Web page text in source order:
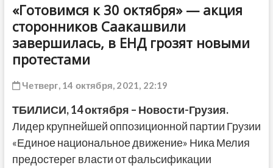
«Готовимся к 30 октября» — акция
сторонников Саакашвили
завершилась, в ЕНД грозят новыми
протестами
Четверг, 14 октября, 2021, 22:19
ТБИЛИСИ, 14 октября – Новости-Грузия.
Лидер крупнейшей оппозиционной партии Грузии
«Единое национальное движение» Ника Мелия
предостерег власти от фальсификации